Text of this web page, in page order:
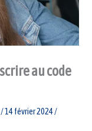
au code
/14 février 2024/